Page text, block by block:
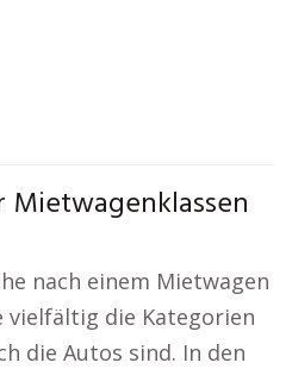
Mietwagenklassen
nach einem Mietwagen
die Kategorien
die Autos sind. In den